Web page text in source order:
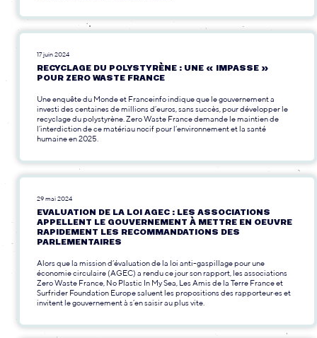
17 juin 2024
RECYCLAGE DU POLYSTYRÈNE : UNE « IMPASSE »
POUR ZERO WASTE FRANCE
Une enquête du Monde et Franceinfo indique que le gouvernement a
investi des centaines de millions d’euros, sans succès, pour développer le
recyclage du polystyrène. Zero Waste France demande le maintien de
l’interdiction de ce matériau nocif pour l’environnement et la santé
humaine en 2025.
29 mai 2024
EVALUATION DE LA LOI AGEC : LES ASSOCIATIONS
APPELLENT LE GOUVERNEMENT À METTRE EN OEUVRE
RAPIDEMENT LES RECOMMANDATIONS DES
PARLEMENTAIRES
Alors que la mission d’évaluation de la loi anti-gaspillage pour une
économie circulaire (AGEC) a rendu ce jour son rapport, les associations
Zero Waste France, No Plastic In My Sea, Les Amis de la Terre France et
Surfrider Foundation Europe saluent les propositions des rapporteur·es et
invitent le gouvernement à s’en saisir au plus vite.